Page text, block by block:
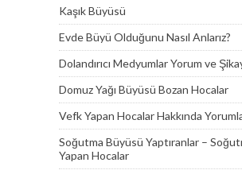
Kaşık Büyüsü
Evde Büyü Olduğunu Nasıl Anlarız?
Dolandırıcı Medyumlar Yorum ve
Domuz Yağı Büyüsü Bozan Hocalar
Vefk Yapan Hocalar Hakkında
Soğutma Büyüsü Yaptıranlar –
Yapan Hocalar